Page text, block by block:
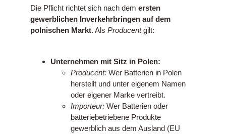
Die Pflicht richtet sich nach dem ersten
gewerblichen Inverkehrbringen auf dem
polnischen Markt. Als Producentgilt:
Unternehmen mit Sitz in Polen:
Producent:Wer Batterien in Polen
herstellt und unter eigenem Namen
oder eigener Marke vertreibt.
Importeur:Wer Batterien oder
batteriebetriebene Produkte
gewerblich aus dem Ausland (EU